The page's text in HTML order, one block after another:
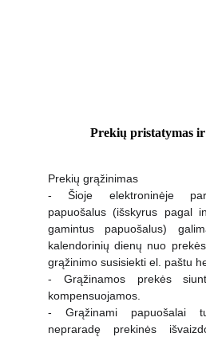
Prekių pristatymas
Prekių grąžinimas
- Šioje elektroninėje
papuošalus (išskyrus pagal
gamintus papuošalus)
kalendorinių dienų nuo
grąžinimo susisiekti el. paštu
- Grąžinamos prekės
kompensuojamos.
- Grąžinami papuošalai
nepraradę prekinės